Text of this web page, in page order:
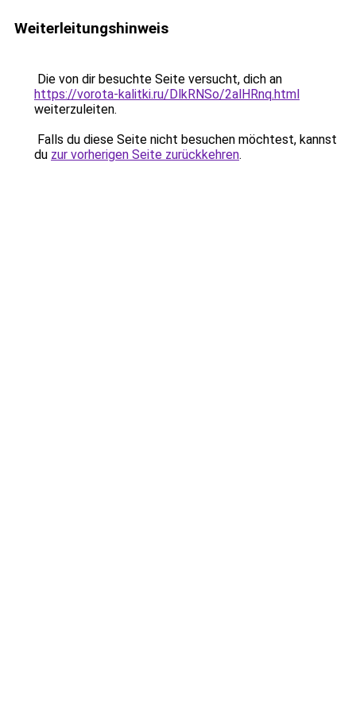
Weiterleitungshinweis
Die von dir besuchte Seite versucht, dich an
https://vorota-kalitki.ru/DlkRNSo/2alHRnq.html
weiterzuleiten.
Falls du diese Seite nicht besuchen möchtest, kannst
du zur vorherigen Seite zurückkehren.